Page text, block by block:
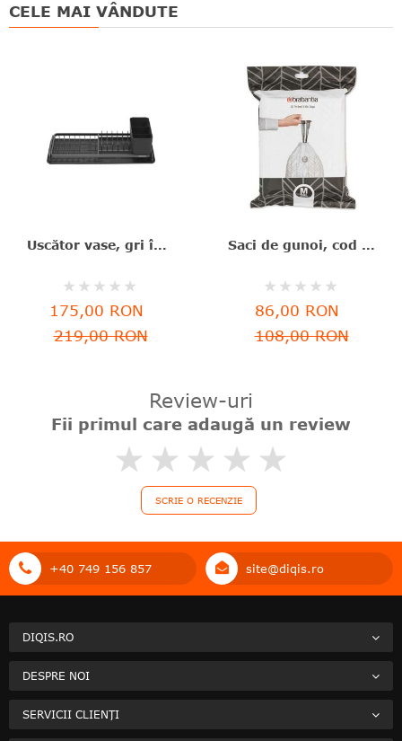
CELE MAI VÂNDUTE
Uscător vase, gri închis, aluminiu+plastic, 46.3x20x12.6 cm, Brabantia - 8710755117268
Rating:
0%
175,00 RON
219,00 RON
Saci de gunoi, cod M, 40 bucăţi, 60 l, Brabantia - 8710755138829
Rating:
0%
86,00 RON
108,00 RON
Review-uri
Fii primul care adaugă un review
SCRIE O RECENZIE
+40 749 156 857 site@diqis.ro
DIQIS.RO
DESPRE NOI
SERVICII CLIENȚI